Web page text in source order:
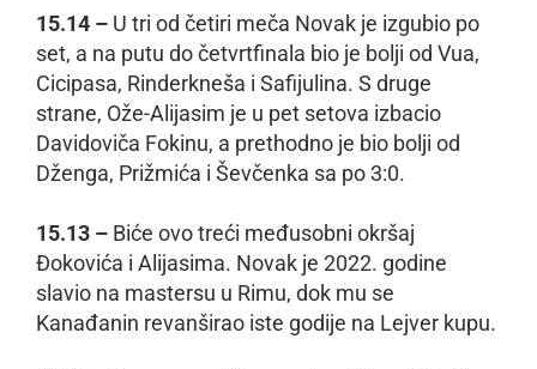
15.14 – U tri od četiri meča Novak je izgubio po
set, a na putu do četvrtfinala bio je bolji od Vua,
Cicipasa, Rinderkneša i Safijulina. S druge
strane, Ože-Alijasim je u pet setova izbacio
Davidoviča Fokinu, a prethodno je bio bolji od
Dženga, Prižmića i Ševčenka sa po 3:0.
15.13 – Biće ovo treći međusobni okršaj
Đokovića i Alijasima. Novak je 2022. godine
slavio na mastersu u Rimu, dok mu se
Kanađanin revanširao iste godije na Lejver kupu.